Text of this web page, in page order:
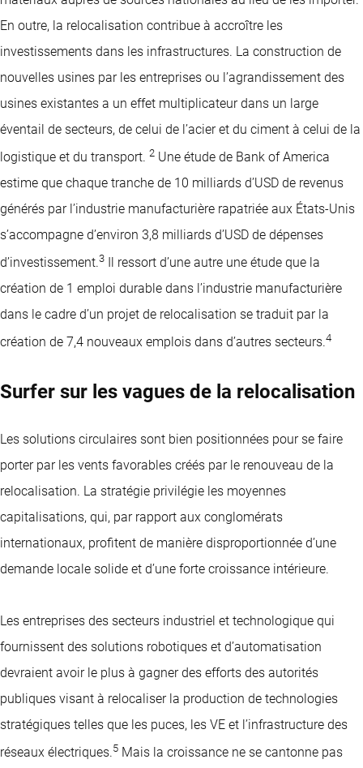
En outre, la relocalisation contribue à accroître les
investissements dans les infrastructures. La construction de
nouvelles usines par les entreprises ou l’agrandissement des
usines existantes a un effet multiplicateur dans un large
éventail de secteurs, de celui de l’acier et du ciment à celui de la
logistique et du transport. 2 Une étude de Bank of America
estime que chaque tranche de 10 milliards d’USD de revenus
générés par l’industrie manufacturière rapatriée aux États-Unis
s’accompagne d’environ 3,8 milliards d’USD de dépenses
d’investissement.3
Il ressort d’une autre une étude que la
création de 1 emploi durable dans l’industrie manufacturière
dans le cadre d’un projet de relocalisation se traduit par la
création de 7,4 nouveaux emplois dans d’autres secteurs.4
Surfer sur les vagues de la relocalisation
Les solutions circulaires sont bien positionnées pour se faire
porter par les vents favorables créés par le renouveau de la
relocalisation. La stratégie privilégie les moyennes
capitalisations, qui, par rapport aux conglomérats
internationaux, profitent de manière disproportionnée d’une
demande locale solide et d’une forte croissance intérieure.
Les entreprises des secteurs industriel et technologique qui
fournissent des solutions robotiques et d’automatisation
devraient avoir le plus à gagner des efforts des autorités
publiques visant à relocaliser la production de technologies
stratégiques telles que les puces, les VE et l’infrastructure des
réseaux électriques.5 Mais la croissance ne se cantonne pas